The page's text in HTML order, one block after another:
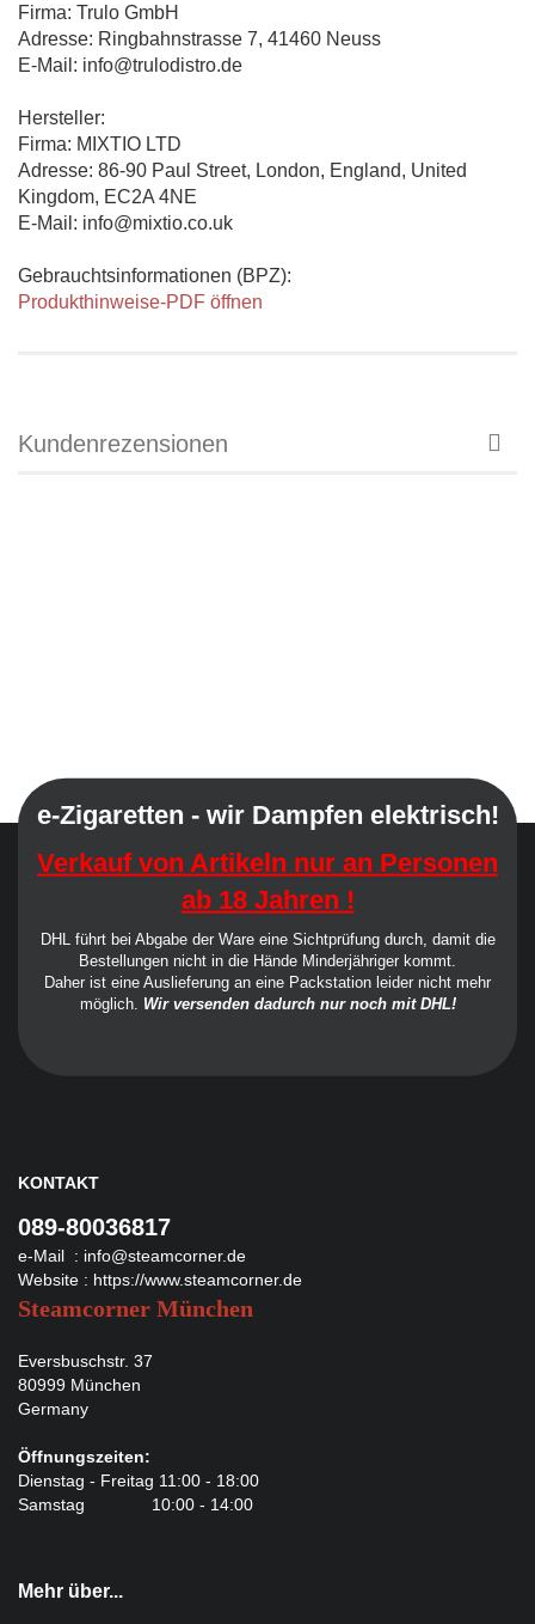
Firma: Trulo GmbH
Adresse: Ringbahnstrasse 7, 41460 Neuss
E-Mail: info@trulodistro.de
Hersteller:
Firma: MIXTIO LTD
Adresse: 86-90 Paul Street, London, England, United
Kingdom, EC2A 4NE
E-Mail: info@mixtio.co.uk
Gebrauchtsinformationen (BPZ):
Produkthinweise-PDF öffnen
Kundenrezensionen
e-Zigaretten - wir Dampfen elektrisch!
Verkauf von Artikeln nur an Personen
ab 18 Jahren !
DHL führt bei Abgabe der Ware eine Sichtprüfung durch, damit die
Bestellungen nicht in die Hände Minderjähriger kommt.
Daher ist eine Auslieferung an eine Packstation leider nicht mehr
möglich. Wir versenden dadurch nur noch mit DHL!
KONTAKT
089-80036817
e-Mail : info@steamcorner.de
Website : https://www.steamcorner.de
Steamcorner München
Eversbuschstr. 37
80999 München
Germany
Öffnungszeiten:
Dienstag - Freitag 11:00 - 18:00
Samstag 10:00 - 14:00
Mehr über...